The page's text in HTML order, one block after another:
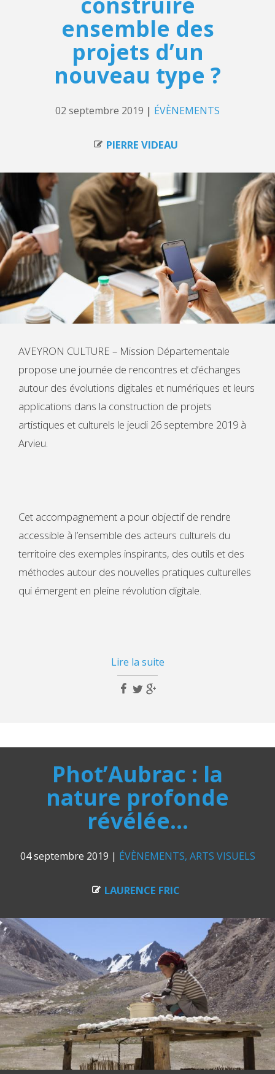
ensemble des
projets d’un
nouveau type ?
02 septembre 2019 | ÉVÈNEMENTS
PIERRE VIDEAU
AVEYRON CULTURE – Mission Départementale
propose une journée de rencontres et d’échanges
autour des évolutions digitales et numériques et leurs
applications dans la construction de projets
artistiques et culturels le jeudi 26 septembre 2019 à
Arvieu.
Cet accompagnement a pour objectif de rendre
accessible à l’ensemble des acteurs culturels du
territoire des exemples inspirants, des outils et des
méthodes autour des nouvelles pratiques culturelles
qui émergent en pleine révolution digitale.
Lire la suite
Phot’Aubrac : la
nature profonde
révélée…
04 septembre 2019 | ÉVÈNEMENTS ARTS VISUELS
LAURENCE FRIC